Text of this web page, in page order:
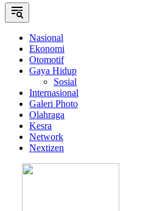
Nasional
Ekonomi
Otomotif
Gaya Hidup
Sosial
Internasional
Galeri Photo
Olahraga
Kesra
Network
Nextizen